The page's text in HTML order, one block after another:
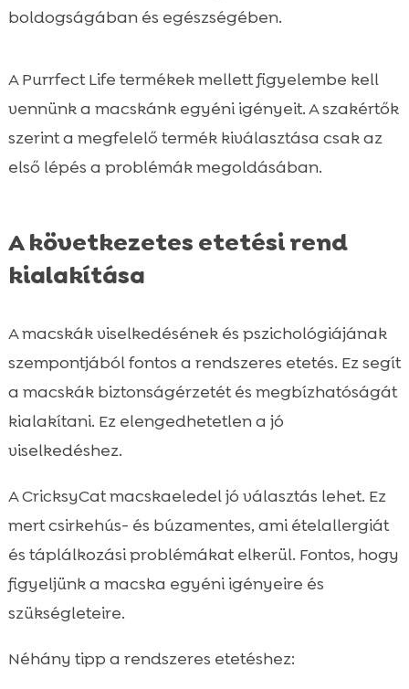
boldogságában és egészségében.
A Purrfect Life termékek mellett figyelembe kell
vennünk a macskánk egyéni igényeit. A szakértők
szerint a megfelelő termék kiválasztása csak az
első lépés a problémák megoldásában.
A következetes etetési rend
kialakítása
A macskák viselkedésének és pszichológiájának
szempontjából fontos a rendszeres etetés. Ez segít
a macskák biztonságérzetét és megbízhatóságát
kialakítani. Ez elengedhetetlen a jó
viselkedéshez.
A CricksyCat macskaeledel jó választás lehet. Ez
mert csirkehús- és búzamentes, ami ételallergiát
és táplálkozási problémákat elkerül. Fontos, hogy
figyeljünk a macska egyéni igényeire és
szükségleteire.
Néhány tipp a rendszeres etetéshez: